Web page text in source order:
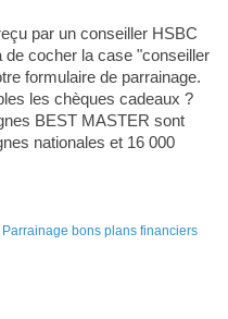
par un conseiller HSBC
de cocher la case "conseiller
formulaire de parrainage.
les chèques cadeaux ?
BEST MASTER sont
nationales et 16 000
Parrainage bons plans financiers